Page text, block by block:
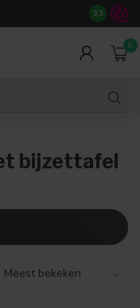
14 dagen
9.3
0
bijzettafel